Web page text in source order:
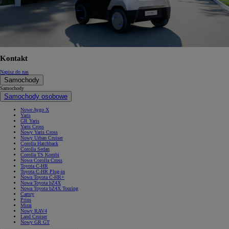
Kontakt
Napisz do nas
Samochody
Samochody
Samochody osobowe
Nowe Aygo X
Yaris
GR Yaris
Yaris Cross
Nowy Yaris Cross
Nowy Urban Cruiser
Corolla Hatchback
Corolla Sedan
Corolla TS Kombi
Nowa Corolla Cross
Toyota C-HR
Toyota C-HR Plug-in
Nowa Toyota C-HR+
Nowa Toyota bZ4X
Nowa Toyota bZ4X Touring
Camry
Prius
Mirai
Nowy RAV4
Land Cruiser
Nowy GR GT